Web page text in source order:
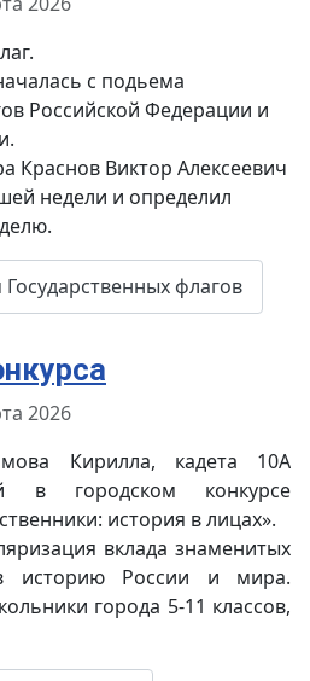
с подьема
Российской Федерации и
Краснов Виктор Алексеевич
недели и определил
флагов
2026
Кирилла, кадета 10А
в городском конкурсе
история в лицах».
вклада знаменитых
в историю России и мира.
города 5-11 классов,